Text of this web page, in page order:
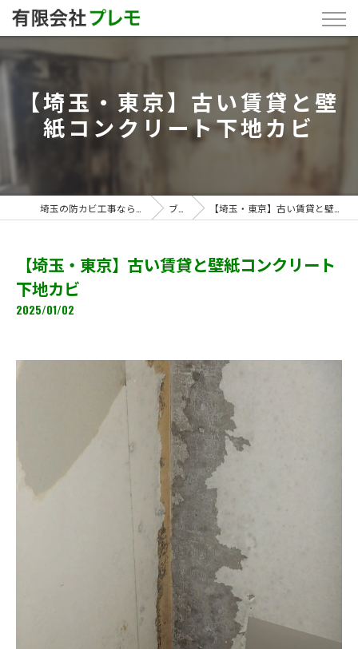
【埼玉・東京】古い賃貸と壁
紙コンクリート下地カビ
ブログ 【埼玉・東京】古い賃貸と壁紙コンクリート下地カビ
【埼玉・東京】古い賃貸と壁紙コンクリート
下地カビ
2025/01/02